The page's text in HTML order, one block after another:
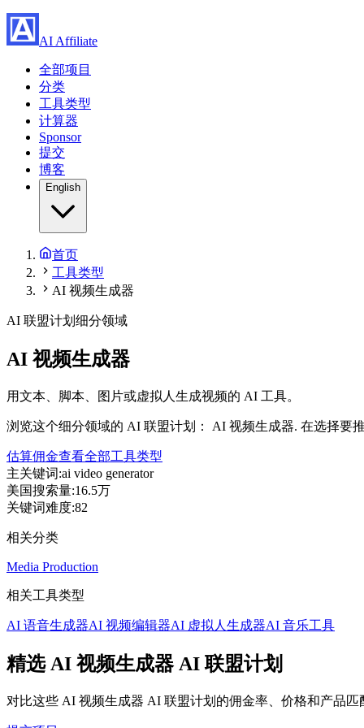
AI Affiliate
全部项目
分类
工具类型
计算器
Sponsor
提交
博客
English
首页
工具类型
AI 视频生成器
AI 联盟计划细分领域
AI 视频生成器
用文本、脚本、图片或虚拟人生成视频的 AI 工具。
浏览这个细分领域的 AI 联盟计划： AI 视频生成器. 在选择要
估算佣金查看全部工具类型
主关键词:ai video generator
美国搜索量:16.5万
关键词难度:82
相关分类
Media Production
相关工具类型
AI 语音生成器AI 视频编辑器AI 虚拟人生成器AI 音乐工具
精选 AI 视频生成器 AI 联盟计划
对比这些 AI 视频生成器 AI 联盟计划的佣金率、价格和产品